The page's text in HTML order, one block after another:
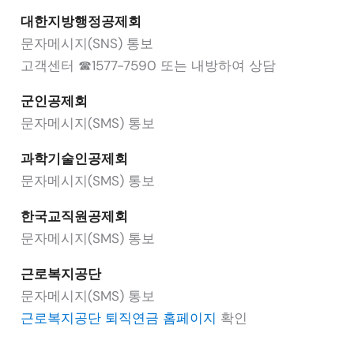
대한지방행정공제회
문자메시지(SNS) 통보
고객센터 ☎1577-7590 또는 내방하여 상담
군인공제회
문자메시지(SMS) 통보
과학기술인공제회
문자메시지(SMS) 통보
한국교직원공제회
문자메시지(SMS) 통보
근로복지공단
문자메시지(SMS) 통보
근로복지공단 퇴직연금 홈페이지 확인